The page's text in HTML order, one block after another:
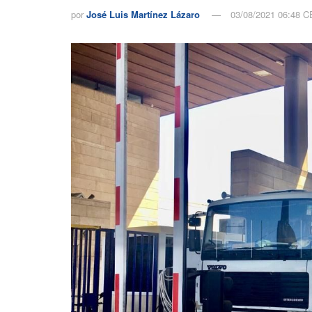
por José Luis Martínez Lázaro 03/08/2021 06:48